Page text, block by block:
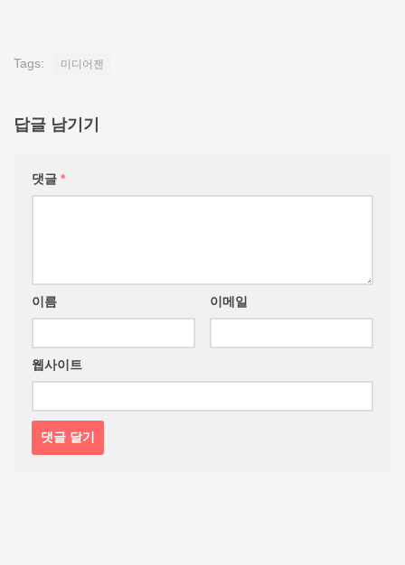
Tags: 미디어젠
답글 남기기
댓글 *
이름 이메일
웹사이트